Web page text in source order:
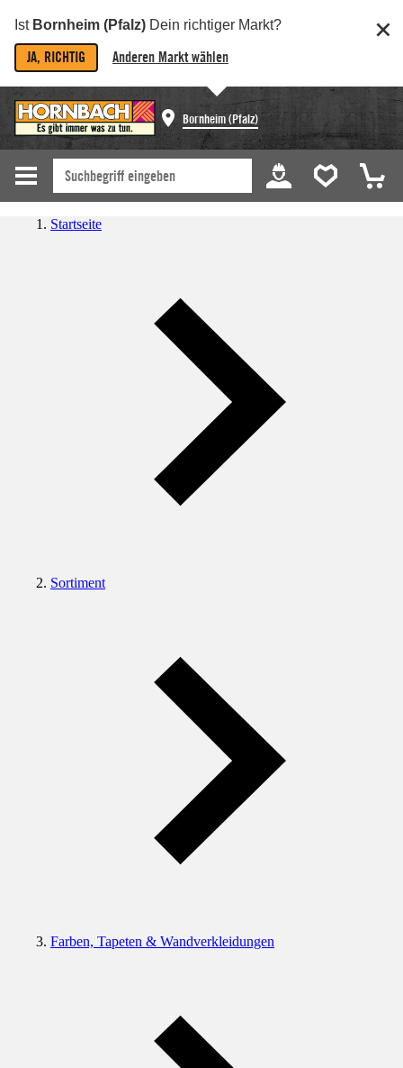
Ist Bornheim (Pfalz) Dein richtiger Markt?
JA, RICHTIG Anderen Markt wählen
Bornheim (Pfalz)
Startseite
Sortiment
Farben, Tapeten & Wandverkleidungen